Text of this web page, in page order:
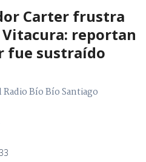
Carter frustra
reportan
fue sustraído
Bío Bío Santiago